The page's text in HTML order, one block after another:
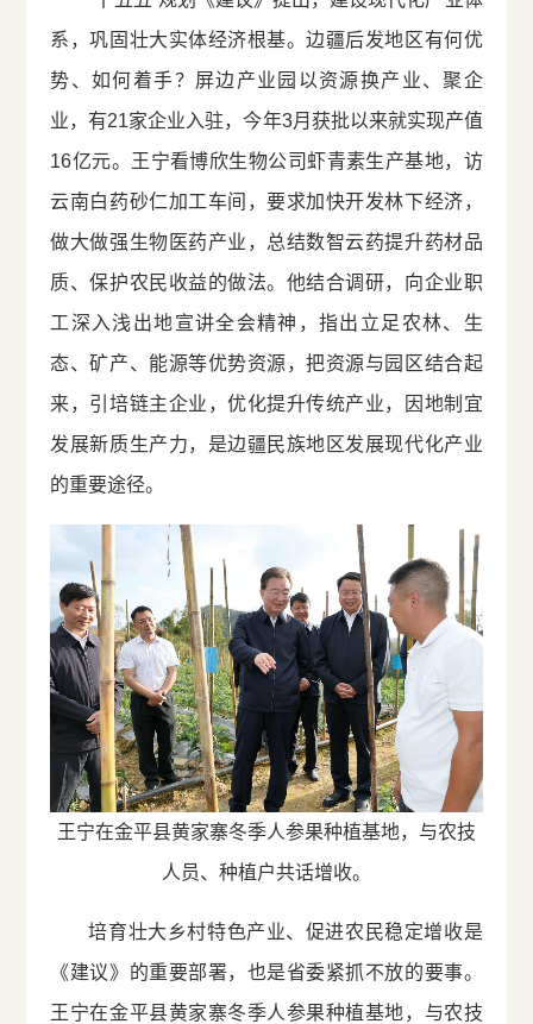
系，巩固壮大实体经济根基。边疆后发地区有何优
势、如何着手？屏边产业园以资源换产业、聚企
业，有21家企业入驻，今年3月获批以来就实现产值
16亿元。王宁看博欣生物公司虾青素生产基地，访
云南白药砂仁加工车间，要求加快开发林下经济，
做大做强生物医药产业，总结数智云药提升药材品
质、保护农民收益的做法。他结合调研，向企业职
工深入浅出地宣讲全会精神，指出立足农林、生
态、矿产、能源等优势资源，把资源与园区结合起
来，引培链主企业，优化提升传统产业，因地制宜
发展新质生产力，是边疆民族地区发展现代化产业
的重要途径。
王宁在金平县黄家寨冬季人参果种植基地，与农技
人员、种植户共话增收。
培育壮大乡村特色产业、促进农民稳定增收是
《建议》的重要部署，也是省委紧抓不放的要事。
王宁在金平县黄家寨冬季人参果种植基地，与农技